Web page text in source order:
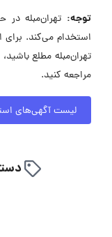
توجه:
استخدام می‌کند. برای
تهران‌مبله مطلع
مراجعه کنید.
لیست آگهی‌های